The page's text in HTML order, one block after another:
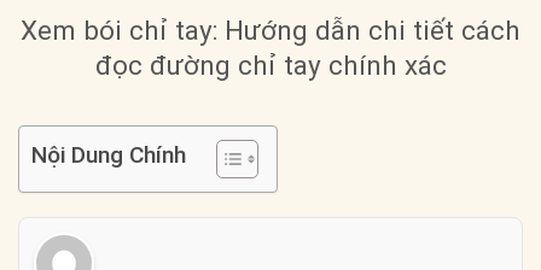
Xem bói chỉ tay: Hướng dẫn chi tiết cách
đọc đường chỉ tay chính xác
Nội Dung Chính